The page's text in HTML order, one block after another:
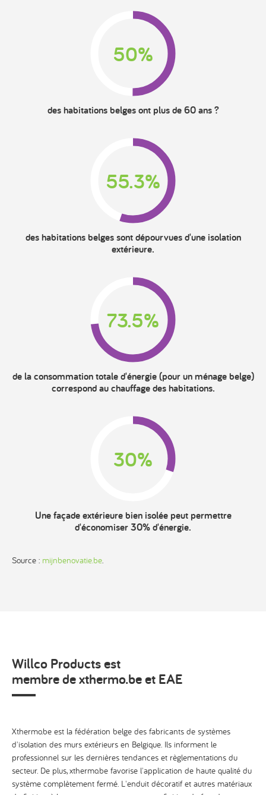
50%
des habitations belges ont plus de 60 ans ?
55.3%
des habitations belges sont dépourvues d'une isolation
extérieure.
73.5%
de la consommation totale d'énergie (pour un ménage belge)
correspond au chauffage des habitations.
30%
Une façade extérieure bien isolée peut permettre
d'économiser 30% d'énergie.
Source : mijnbenovatie.be
Willco Products est
membre de xthermo.be et EAE
Xthermo.be est la fédération belge des fabricants de systèmes
d'isolation des murs extérieurs en Belgique. Ils informent le
professionnel sur les dernières tendances et règlementations du
secteur. De plus, xthermo.be favorise l'application de haute qualité du
système complètement fermé. L'enduit décoratif et autres matériaux